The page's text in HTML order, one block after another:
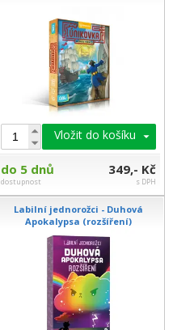
Vložit do košíku
do 5 dnů
dostupnost
349,- Kč
s DPH
Labilní jednorožci - Duhová
Apokalypsa (rozšíření)